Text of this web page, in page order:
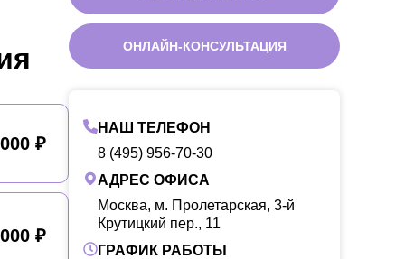
₽
₽
ОНЛАЙН-КОНСУЛЬТАЦИЯ
НАШ ТЕЛЕФОН
8 (495) 956-70-30
АДРЕС ОФИСА
Москва, м. Пролетарская, 3-й
Крутицкий пер., 11
ГРАФИК РАБОТЫ